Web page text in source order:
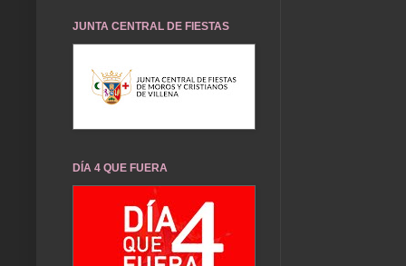
JUNTA CENTRAL DE FIESTAS
DÍA 4 QUE FUERA